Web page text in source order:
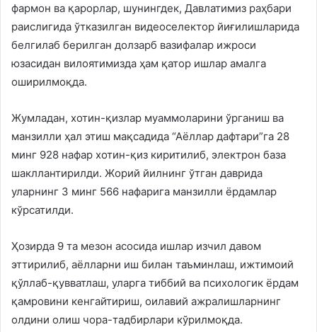
фармон ва қарорлар, шунингдек, Давлатимиз раҳбари
раислигида ўтказилган видеоселектор йиғилишларида
белгилаб берилган долзарб вазифалар ижроси
юзасидан вилоятимизда ҳам қатор ишлар амалга
оширилмоқда.
Жумладан, хотин-қизлар муаммоларини ўрганиш ва
манзилли ҳал этиш мақсадида “Аёллар дафтари”га 28
минг 928 нафар хотин-қиз киритилиб, электрон база
шакллантирилди. Жорий йилнинг ўтган даврида
уларнинг 3 минг 566 нафарига манзилли ёрдамлар
кўрсатилди.
Ҳозирда 9 та мезон асосида ишлар изчил давом
эттирилиб, аёлларни иш билан таъминлаш, ижтимоий
қўллаб-қувватлаш, уларга тиббий ва психологик ёрдам
қамровини кенгайтириш, оилавий ажралишларнинг
олдини олиш чора-тадбирлари кўрилмоқда.